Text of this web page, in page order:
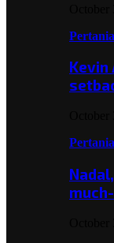
Kevin